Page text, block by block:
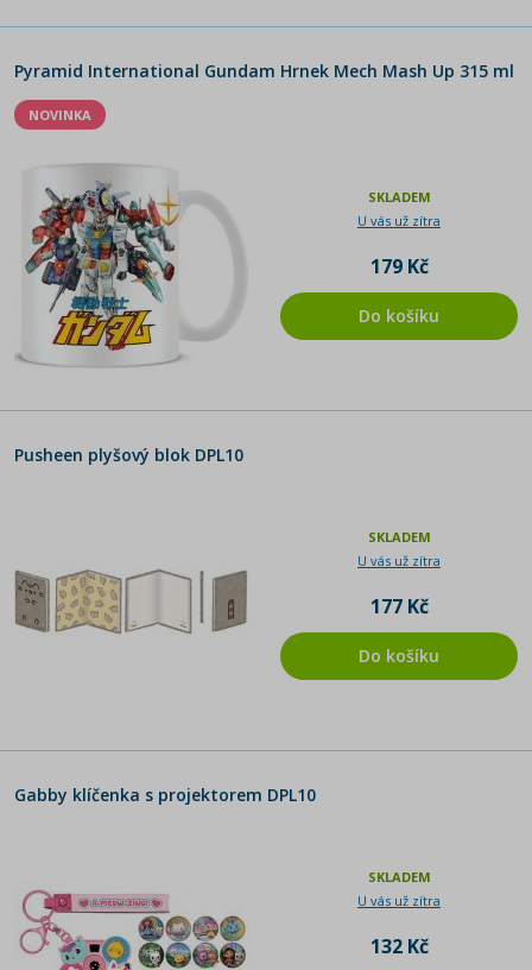
Pyramid International Gundam Hrnek Mech Mash Up 315 ml
NOVINKA
SKLADEM
U vás už zítra
179 Kč
Do košíku
Pusheen plyšový blok DPL10
SKLADEM
U vás už zítra
177 Kč
Do košíku
Gabby klíčenka s projektorem DPL10
SKLADEM
U vás už zítra
132 Kč